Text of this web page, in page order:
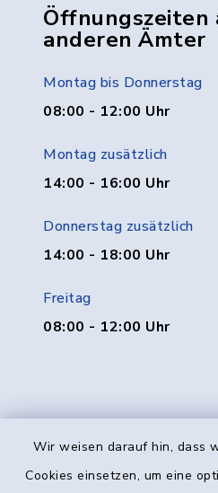
Wir weisen darauf hin, dass
Cookies einsetzen, um eine
anderen Ämter
Montag bis Donnerstag
08:00 - 12:00 Uhr
Montag zusätzlich
14:00 - 16:00 Uhr
Donnerstag zusätzlich
14:00 - 18:00 Uhr
Freitag
08:00 - 12:00 Uhr